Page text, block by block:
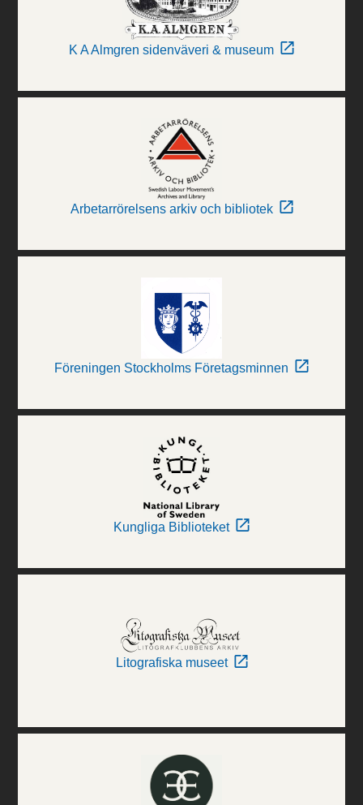
K A Almgren sidenväveri & museum
Arbetarrörelsens arkiv och bibliotek
Föreningen Stockholms Företagsminnen
Kungliga Biblioteket
Litografiska museet